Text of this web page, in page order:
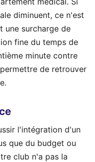
diminuent, ce n'est
une surcharge de
fine du temps de
minute contre
de retrouver
l'intégration d'un
que du budget ou
club n'a pas la